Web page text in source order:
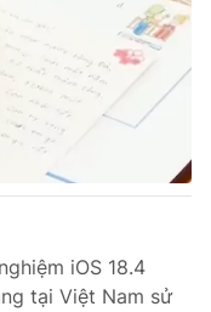
iOS 18.4
tại Việt Nam sử